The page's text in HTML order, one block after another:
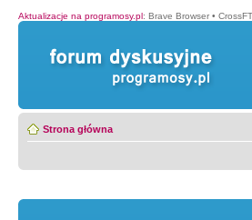
Aktualizacje na programosy.pl: Brave Browser •
Strona główna